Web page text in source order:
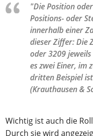
"Die Position
Positions- oder
innerhalb einer
dieser Ziffer: Die
oder 3209
es zwei Einer, im
dritten Beispiel
(Krauthausen &
Wichtig ist auch die
Durch sie wird